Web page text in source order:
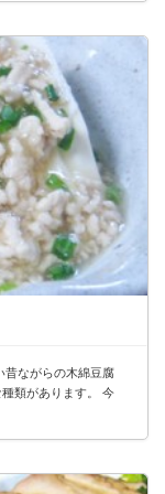
昔ながらの木綿豆腐
類があります。 今